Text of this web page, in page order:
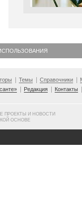
Темы Справочники
Редакция Контакты
ПРОЕКТЫ И НОВОСТИ
ОСНОВЕ